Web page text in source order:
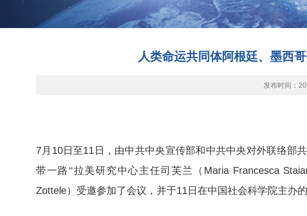
人类命运共同体阿根廷、墨西
发布时间：
7月 10日至11 日，由中共中央宣传部和中共中央对外联络部
带一路”拉美研究中心主任司芙兰（ Maria Francesca
Zottele）受邀参加了会议，并于11 日在中国社会科学院主办